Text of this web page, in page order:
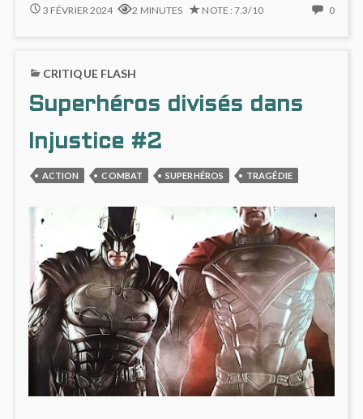
INJUSTICE
GREEN
INTERVIENNENT
3 FÉVRIER 2024 2 MINUTES NOTE : 7.3/10 0NO
CRITIQUE FLASH
Superhéros divisés dans
Injustice #2
ACTION COMBAT SUPERHÉROS TRAGÉDIE